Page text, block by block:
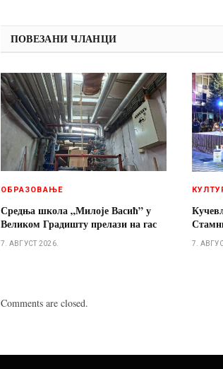
ПОВЕЗАНИ ЧЛАНЦИ
ОБРАЗОВАЊЕ
Средња школа „Милоје Васић” у
Великом Градишту прелази на гас
7. АВГУСТ 2026. 7.
Comments are closed.